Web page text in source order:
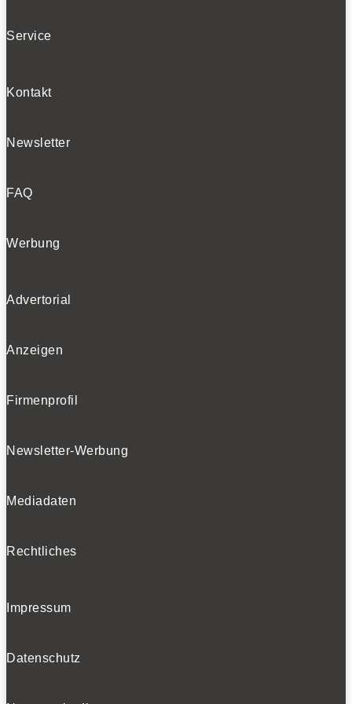
Erhalten Sie die neuesten News und Hinweise auf
SOCIALS
Folgen
BELIEBTE NEWS
Service
Kontakt
Newsletter
FAQ
Werbung
Advertorial
Anzeigen
Firmenprofil
Newsletter-Werbung
Mediadaten
Rechtliches
Impressum
Datenschutz